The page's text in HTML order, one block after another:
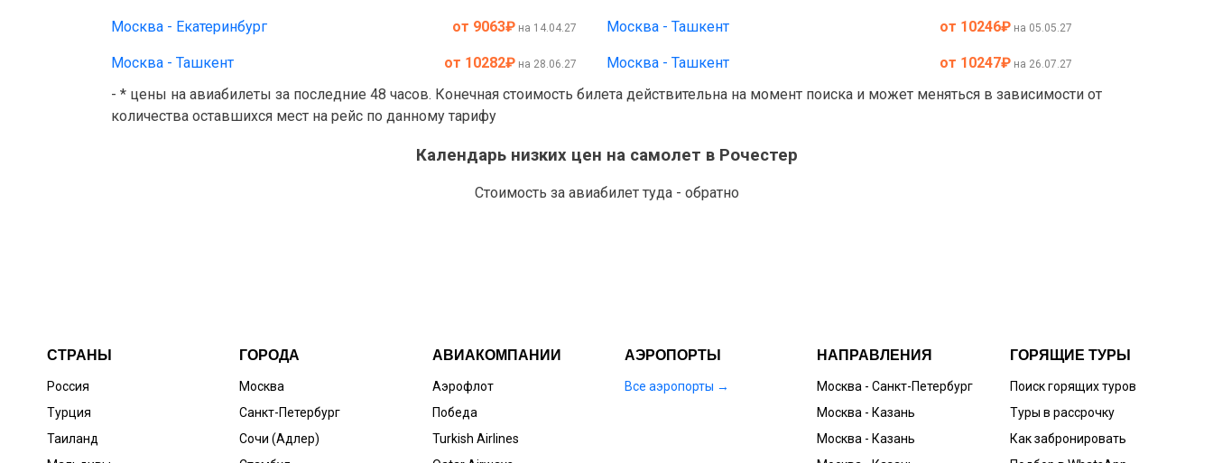
Москва - Екатеринбург от 9063₽ на 14.04.27 Москва - Ташкент от 10246₽ на 05.05.27
Москва - Ташкент от 10282₽ на 28.06.27 Москва - Ташкент от 10247₽ на 26.07.27
- * цены на авиабилеты за последние 48 часов. Конечная стоимость билета действительна на момент поиска и может меняться в зависимости от
количества оставшихся мест на рейс по данному тарифу
Календарь низких цен на самолет в Рочестер
Стоимость за авиабилет туда - обратно
СТРАНЫ
Россия
Турция
Таиланд
ГОРОДА
Москва
Санкт-Петербург
Сочи (Адлер)
АВИАКОМПАНИИ
Аэрофлот
Победа
Turkish Airlines
АЭРОПОРТЫ
Все аэропорты →
НАПРАВЛЕНИЯ
Москва - Санкт-Петербург
Москва - Казань
Москва - Казань
ГОРЯЩИЕ ТУРЫ
Поиск горящих туров
Туры в рассрочку
Как забронировать